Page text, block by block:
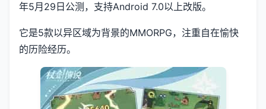
年5月29日公测，支持Android 7.0以上改版。
它是5款以异区域为背景的MMORPG，注重自在愉快
的历险经历。